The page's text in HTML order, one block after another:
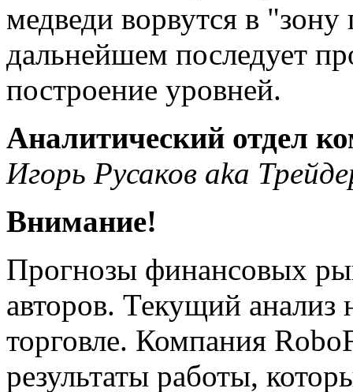
медведи ворвутся в
дальнейшем последует
построение уровней.
Аналитический отдел
Игорь Русаков aka
Внимание!
Прогнозы финансовых
авторов. Текущий анализ
торговле. Компания
результаты работы,